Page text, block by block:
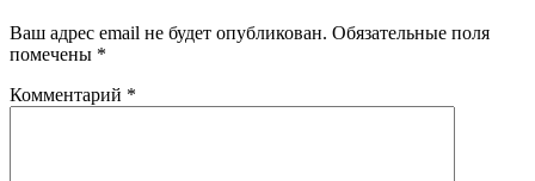
Ваш адрес email не будет опубликован. Обязательные поля
помечены *
Комментарий *